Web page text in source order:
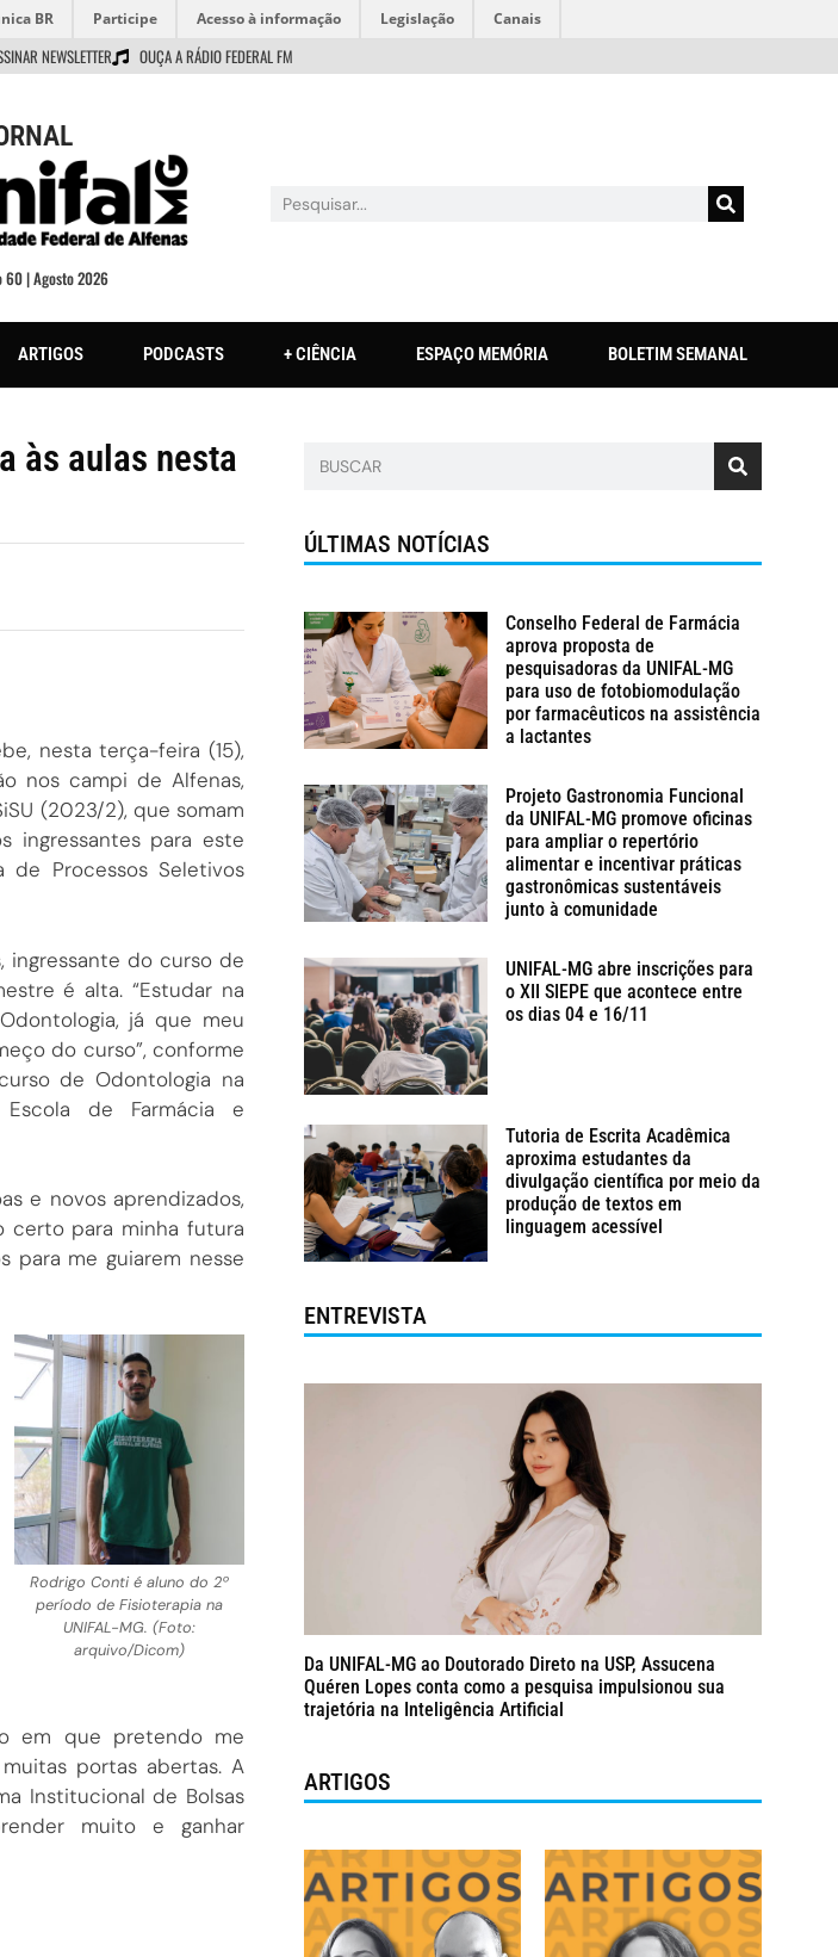
BR Participe Acesso à informação Legislação Canais
NEWSLETTER OUÇA A RÁDIO FEDERAL FM
60 | Agosto 2026
ARTIGOS PODCASTS + CIÊNCIA ESPAÇO MEMÓRIA BOLETIM SEMANAL
às aulas nesta
nesta terça-feira (15),
nos campi de Alfenas,
(2023/2), que somam
ingressantes para este
de Processos Seletivos
ingressante do curso de
é alta. “Estudar na
já que meu
do curso”, conforme
de Odontologia na
de Farmácia e
e novos aprendizados,
certo para minha futura
para me guiarem nesse
Rodrigo Conti é aluno do 2º
período de Fisioterapia na
UNIFAL-MG. (Foto:
arquivo/Dicom)
em que pretendo me
portas abertas. A
Institucional de Bolsas
muito e ganhar
ÚLTIMAS NOTÍCIAS
Conselho Federal de Farmácia
aprova proposta de
pesquisadoras da UNIFAL-MG
para uso de fotobiomodulação
por farmacêuticos na assistência
a lactantes
Projeto Gastronomia Funcional
da UNIFAL-MG promove oficinas
para ampliar o repertório
alimentar e incentivar práticas
gastronômicas sustentáveis
junto à comunidade
UNIFAL-MG abre inscrições para
o XII SIEPE que acontece entre
os dias 04 e 16/11
Tutoria de Escrita Acadêmica
aproxima estudantes da
divulgação científica por meio da
produção de textos em
linguagem acessível
ENTREVISTA
Da UNIFAL-MG ao Doutorado Direto na USP, Assucena
Quéren Lopes conta como a pesquisa impulsionou sua
trajetória na Inteligência Artificial
ARTIGOS